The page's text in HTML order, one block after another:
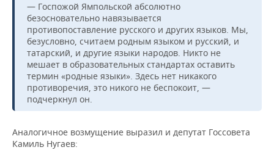
— Госпожой Ямпольской абсолютно
безосновательно навязывается
противопоставление русского и других языков. Мы,
безусловно, считаем родным языком и русский, и
татарский, и другие языки народов. Никто не
мешает в образовательных стандартах оставить
термин «родные языки». Здесь нет никакого
противоречия, это никого не беспокоит, —
подчеркнул он.
Аналогичное возмущение выразил и депутат Госсовета
Камиль Нугаев: